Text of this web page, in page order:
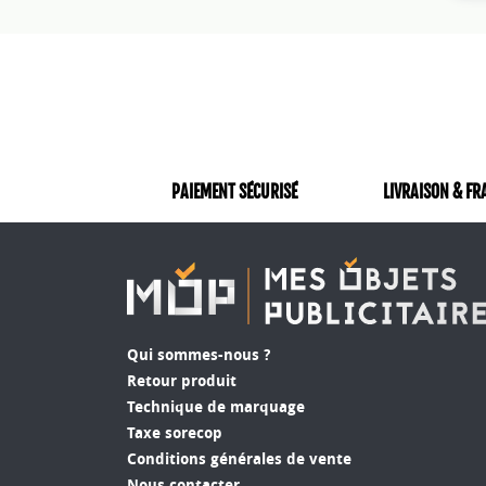
PAIEMENT SÉCURISÉ LIVRAISON &
Qui sommes-nous ?
Retour produit
Technique de marquage
Taxe sorecop
Conditions générales de vente